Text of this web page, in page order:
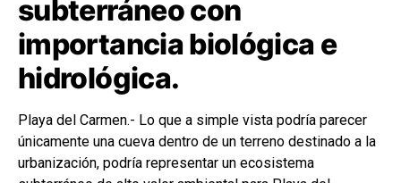
subterráneo con
importancia biológica e
hidrológica.
Playa del Carmen.- Lo que a simple vista podría parecer
únicamente una cueva dentro de un terreno destinado a la
urbanización, podría representar un ecosistema